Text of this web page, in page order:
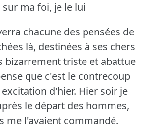
ma foi, je le lui
chacune des pensées de
là, destinées à ses chers
bizarrement triste et abattue
que c'est le contrecoup
d'hier. Hier soir je
le départ des hommes,
me l'avaient commandé.